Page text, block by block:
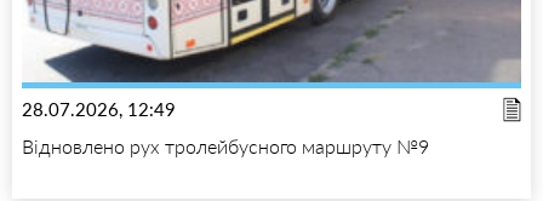
28.07.2026, 12:49
Відновлено рух тролейбусного маршруту №9